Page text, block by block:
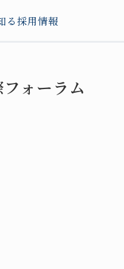
る採用情報
ォーラム